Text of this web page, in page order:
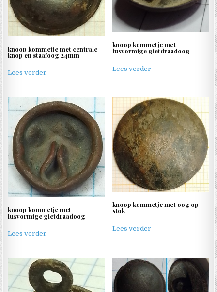
knoop kommetje met centrale
knop en staafoog 24mm
Lees verder
knoop kommetje met
lusvormige gietdraadoog
Lees verder
knoop kommetje met
lusvormige gietdraadoog
Lees verder
knoop kommetje met oog op
stok
Lees verder